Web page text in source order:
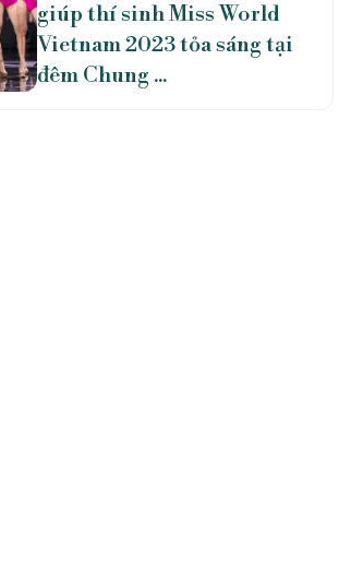
giúp thí sinh Miss World
Vietnam 2023 tỏa sáng tại
đêm Chung ...